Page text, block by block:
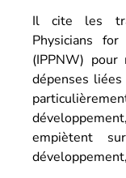
Il cite les
Physicians
(IPPNW)
dépenses
empiètent